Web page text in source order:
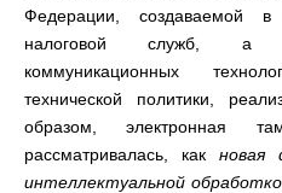
Федерации, создаваемой
налоговой служб, а
коммуникационных
технической политики,
образом, электронная
рассматривалась, как новая
интеллектуальной